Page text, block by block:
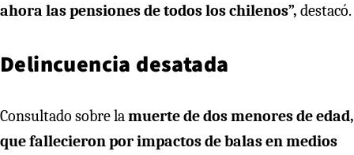
ahora las pensiones de todos los chilenos”, destacó.
Delincuencia desatada
Consultado sobre lamuerte de dos menores de edad,
que fallecieron por impactos de balas en medios